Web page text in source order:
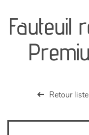
séjours
meubles de
Fauteuil
Retour liste